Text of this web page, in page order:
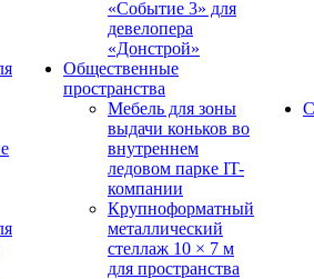
«Событие 3» для
девелопера
«Донстрой»
Общественные
пространства
Мебель для зоны
выдачи коньков во
внутреннем
ледовом парке IT-
компании
Крупноформатный
металлический
стеллаж 10 × 7 м
для пространства